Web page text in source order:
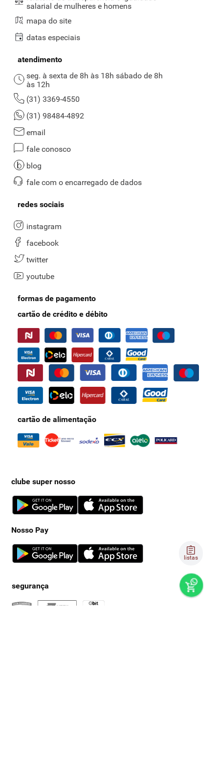
listas
salarial de mulheres e homens
mapa do site
datas especiais
atendimento
seg. à sexta de 8h às 18h sábado de 8h
às 12h
(31) 3369-4550
(31) 98484-4892
email
fale conosco
blog
fale com o encarregado de dados
redes sociais
instagram
facebook
twitter
youtube
formas de pagamento
cartão de crédito e débito
cartão de alimentação
clube super nosso
Nosso Pay